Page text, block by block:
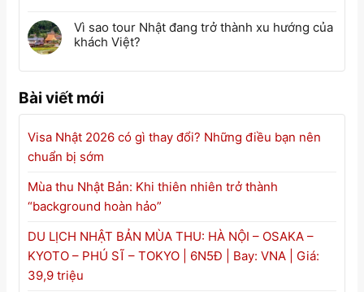
Vì sao tour Nhật đang trở thành xu hướng của
khách Việt?
Bài viết mới
Visa Nhật 2026 có gì thay đổi? Những điều bạn nên
chuẩn bị sớm
Mùa thu Nhật Bản: Khi thiên nhiên trở thành
“background hoàn hảo”
DU LỊCH NHẬT BẢN MÙA THU: HÀ NỘI – OSAKA –
KYOTO – PHÚ SĨ – TOKYO | 6N5Đ | Bay: VNA | Giá:
39,9 triệu